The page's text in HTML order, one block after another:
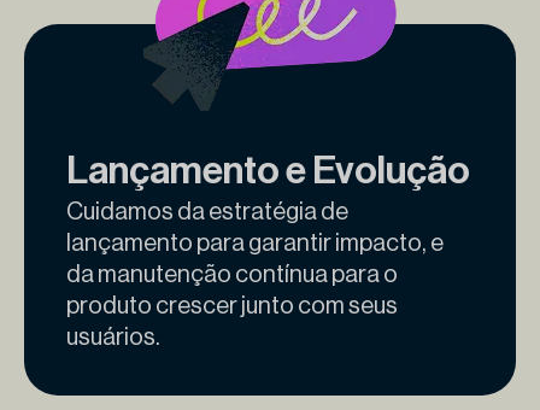
Lançamento e Evolução
Cuidamos da estratégia de
lançamento para garantir impacto, e
da manutenção contínua para o
produto crescer junto com seus
usuários.